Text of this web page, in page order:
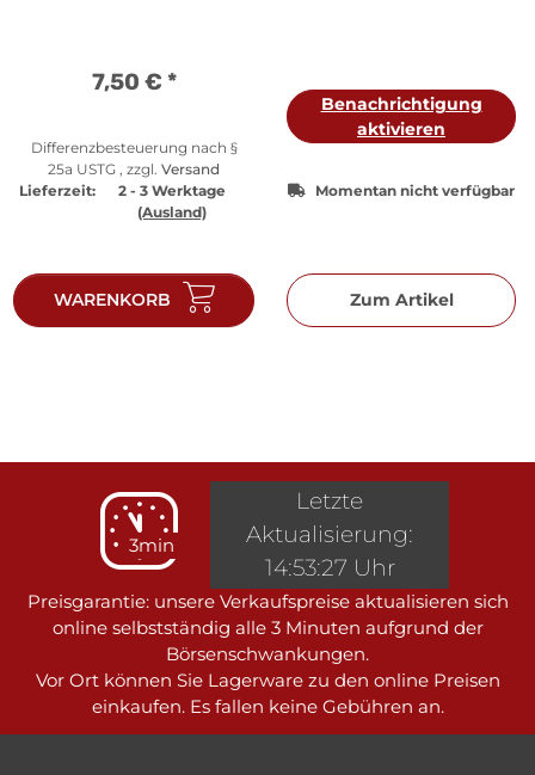
7,50 € *
Differenzbesteuerung nach §
25a USTG , zzgl. Versand
Lieferzeit:
2 - 3 Werktage
(Ausland)
WARENKORB
Benachrichtigung
aktivieren
Momentan nicht verfügbar
Zum Artikel
3min
Preisgarantie: unsere Verkaufspreise aktualisieren sich
online selbstständig alle 3 Minuten aufgrund der
Börsenschwankungen.
Vor Ort können Sie Lagerware zu den online Preisen
einkaufen. Es fallen keine Gebühren an.
Letzte
Aktualisierung:
14:53:27 Uhr